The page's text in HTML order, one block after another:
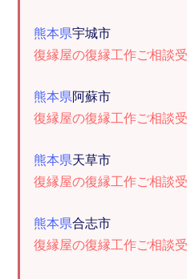
熊本県宇城市
復縁屋の復縁工作ご相談
熊本県阿蘇市
復縁屋の復縁工作ご相談
熊本県天草市
復縁屋の復縁工作ご相談
熊本県合志市
復縁屋の復縁工作ご相談